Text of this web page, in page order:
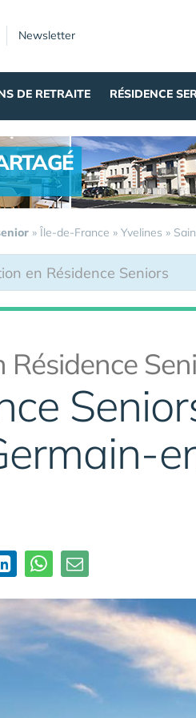
Newsletter
DE RETRAITE RÉSIDENCE
» Île-de-France » Yvelines »
Résidence